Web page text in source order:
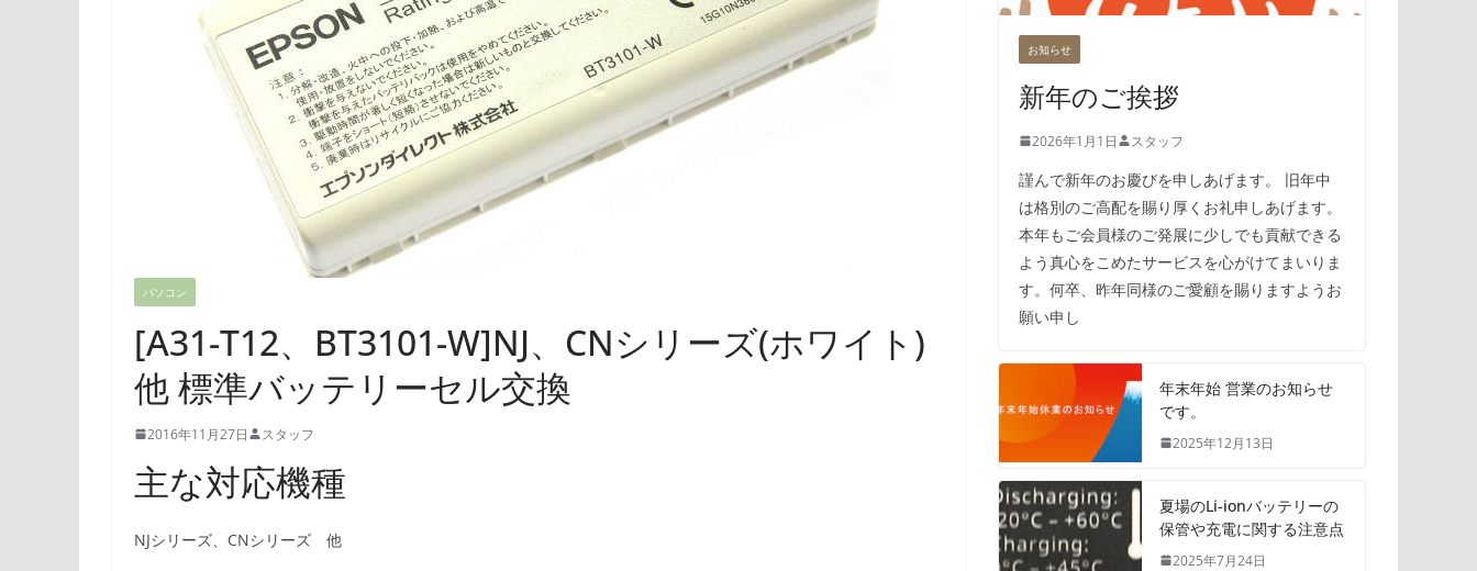
パソコン
[A31-T12、BT3101-W]NJ、CNシリーズ(ホワイト)
他 標準バッテリーセル交換
2016年11月27日 スタッフ
主な対応機種
NJシリーズ、CNシリーズ 他
お知らせ
新年のご挨拶
2026年1月1日 スタッフ
謹んで新年のお慶びを申しあげます。 旧年中
は格別のご高配を賜り厚くお礼申しあげます。
本年もご会員様のご発展に少しでも貢献できる
よう真心をこめたサービスを心がけてまいりま
す。何卒、昨年同様のご愛顧を賜りますようお
願い申し
年末年始 営業のお知らせ
です。
2025年12月13日
夏場のLi-ionバッテリーの
保管や充電に関する注意点
2025年7月24日